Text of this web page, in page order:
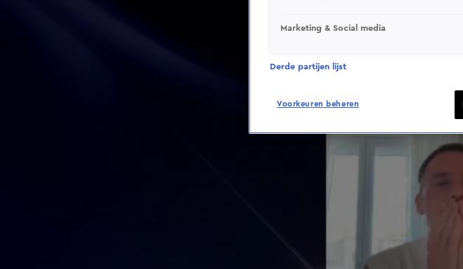
Marketing & Social media
Derde partijen lijst
Voorkeuren beheren